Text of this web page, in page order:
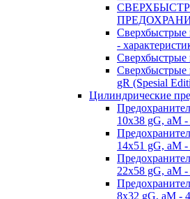
Сверхбыстрые
-
Сверхбыстрые
Сверхбыстрые
gR (Spesial
Цилиндрические
10x38 gG, aM
14x51 gG, aM
22x58 gG, aM
8x32 gG, aM -